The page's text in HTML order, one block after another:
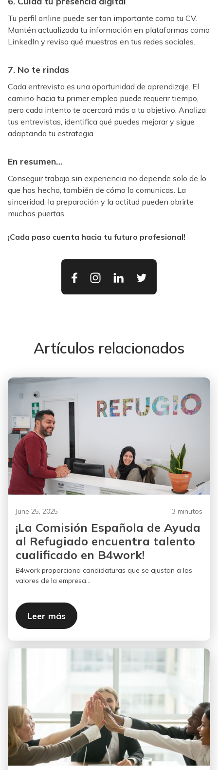
Tu perfil online puede ser tan importante como tu CV.
Mantén actualizada tu información en plataformas como
LinkedIn y revisa qué muestras en tus redes sociales.
7. No te rindas
Cada entrevista es una oportunidad de aprendizaje. El
camino hacia tu primer empleo puede requerir tiempo,
pero cada intento te acercará más a tu objetivo. Analiza
tus entrevistas, identifica qué puedes mejorar y sigue
adaptando tu estrategia.
En resumen…
Conseguir trabajo sin experiencia no depende solo de lo
que has hecho, también de cómo lo comunicas. La
sinceridad, la preparación y la actitud pueden abrirte
muchas puertas.
¡Cada paso cuenta hacia tu futuro profesional!
Artículos relacionados
June 25, 2025 3 minutos
¡La Comisión Española de Ayuda
al Refugiado encuentra talento
cualificado en B4work!
B4work proporciona candidaturas que se ajustan a los
valores de la empresa...
Leer más